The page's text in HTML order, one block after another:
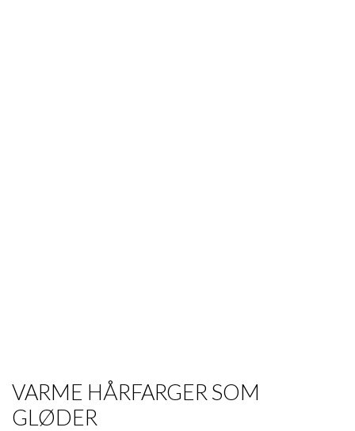
VARME HÅRFARGER SOM
GLØDER